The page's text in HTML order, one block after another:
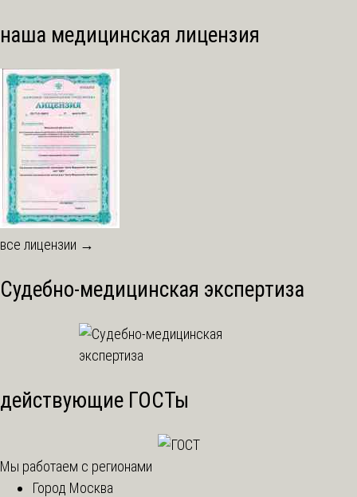
наша медицинская лицензия
все лицензии →
Судебно-медицинская экспертиза
действующие ГОСТы
Мы работаем с регионами
Город Москва